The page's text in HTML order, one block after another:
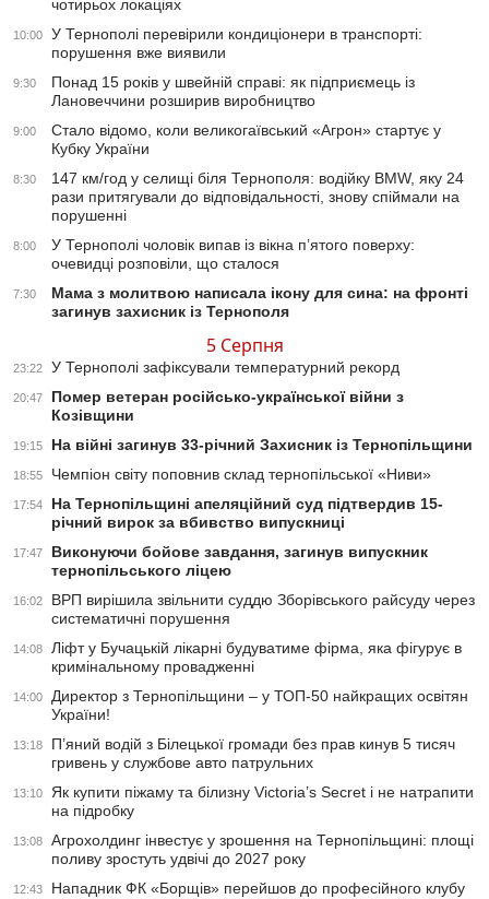
чотирьох локаціях
10:00
У Тернополі перевірили кондиціонери в транспорті:
порушення вже виявили
9:30
Понад 15 років у швейній справі: як підприємець із
Лановеччини розширив виробництво
9:00
Стало відомо, коли великогаївський «Агрон» стартує у
Кубку України
8:30
147 км/год у селищі біля Тернополя: водійку BMW, яку 24
рази притягували до відповідальності, знову спіймали на
порушенні
8:00
У Тернополі чоловік випав із вікна п’ятого поверху:
очевидці розповіли, що сталося
7:30
Мама з молитвою написала ікону для сина: на фронті
загинув захисник із Тернополя
5 Серпня
23:22 У Тернополі зафіксували температурний рекорд
20:47
Помер ветеран російсько-української війни з
Козівщини
19:15 На війні загинув 33-річний Захисник із Тернопільщини
18:55 Чемпіон світу поповнив склад тернопільської «Ниви»
17:54
На Тернопільщині апеляційний суд підтвердив 15-
річний вирок за вбивство випускниці
17:47
Виконуючи бойове завдання, загинув випускник
тернопільського ліцею
16:02
ВРП вирішила звільнити суддю Зборівського райсуду через
систематичні порушення
14:08
Ліфт у Бучацькій лікарні будуватиме фірма, яка фігурує в
кримінальному провадженні
14:00
Директор з Тернопільщини – у ТОП-50 найкращих освітян
України!
13:18
П’яний водій з Білецької громади без прав кинув 5 тисяч
гривень у службове авто патрульних
13:10
Як купити піжаму та білизну Victoria’s Secret і не натрапити
на підробку
13:08
Агрохолдинг інвестує у зрошення на Тернопільщині: площі
поливу зростуть удвічі до 2027 року
12:43 Нападник ФК «Борщів» перейшов до професійного клубу